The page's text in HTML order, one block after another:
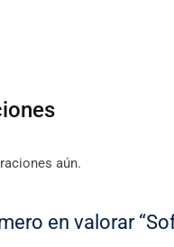
aún.
en valorar